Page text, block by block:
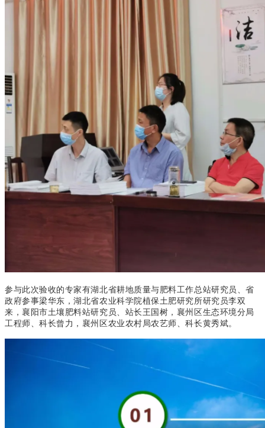
参与此次验收的专家有湖北省耕地质量与肥料工作总站研究员、省
政府参事梁华东，湖北省农业科学院植保土肥研究所研究员李双
来，襄阳市土壤肥料站研究员、站长王国树，襄州区生态环境分局
工程师、科长曾力，襄州区农业农村局农艺师、科长黄秀斌。